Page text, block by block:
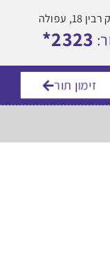
עפולה
2323*
זימון תור